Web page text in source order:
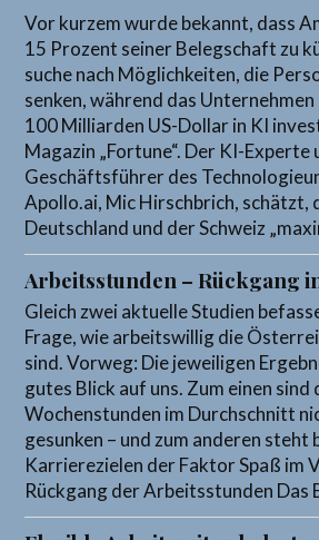
Vor kurzem wurde bekannt, dass
15 Prozent seiner Belegschaft zu
suche nach Möglichkeiten, die
senken, während das
100 Milliarden US-Dollar in KI
Magazin „Fortune“. Der KI-Experte
Geschäftsführer des
Apollo.ai, Mic Hirschbrich, schätzt,
Deutschland und der Schweiz
Arbeitsstunden – Rückgang
Gleich zwei aktuelle Studien
Frage, wie arbeitswillig die
sind. Vorweg: Die jeweiligen
gutes Blick auf uns. Zum einen sind
Wochenstunden im Durchschnitt
gesunken – und zum anderen steht
Karrierezielen der Faktor Spaß im
Rückgang der Arbeitsstunden Das